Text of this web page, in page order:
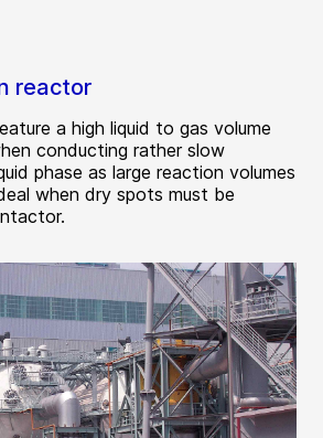
reactor
a high liquid to gas volume
conducting rather slow
phase as large reaction volumes
when dry spots must be